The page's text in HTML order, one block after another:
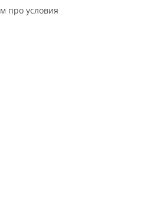
про условия